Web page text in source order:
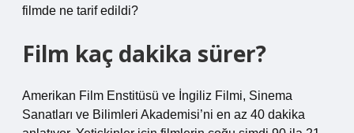
filmde ne tarif edildi?
Film kaç dakika sürer?
Amerikan Film Enstitüsü ve İngiliz Filmi, Sinema
Sanatları ve Bilimleri Akademisi’ni en az 40 dakika